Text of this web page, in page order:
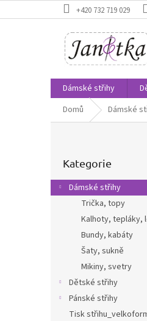
na
+420 732 719 029
Dámské střihy
Domů
Dámské
r
a
kategorie
Kategorie
Dámské střihy
Trička, topy
Kalhoty, tepláky,
Bundy, kabáty
Šaty, sukně
Mikiny, svetry
Dětské střihy
Pánské střihy
Tisk